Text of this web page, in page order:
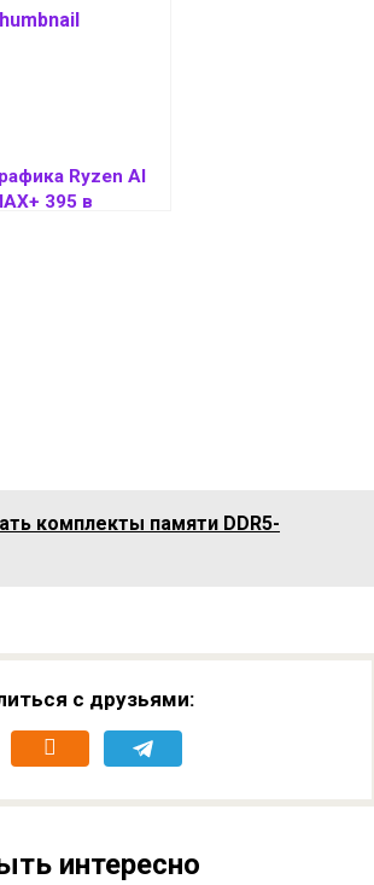
Ryzen AI
395 в
комплекты памяти DDR5-
с друзьями:
интересно